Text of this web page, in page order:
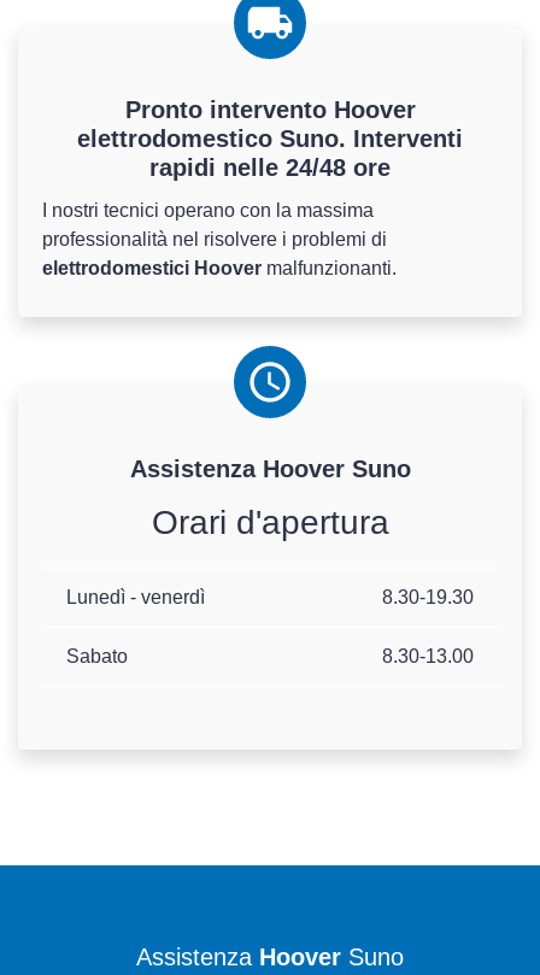
Pronto intervento Hoover
elettrodomestico Suno. Interventi
rapidi nelle 24/48 ore
I nostri tecnici operano con la massima
professionalità nel risolvere i problemi di
elettrodomestici Hoover malfunzionanti.
Assistenza HooverSuno
Orari d'apertura
Lunedì - venerdì 8.30-19.30
Sabato 8.30-13.00
Assistenza Hoover Suno